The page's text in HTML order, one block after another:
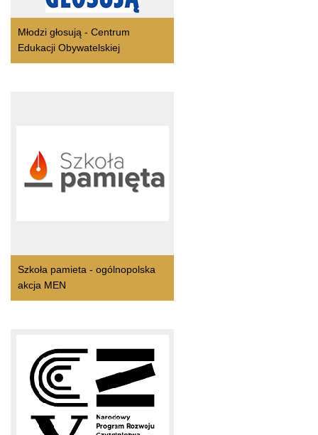
Młodzi głosują - Centrum
Edukacji Obywatelskiej
Szkoła pamieta - ogólnopolska
akcja MEN